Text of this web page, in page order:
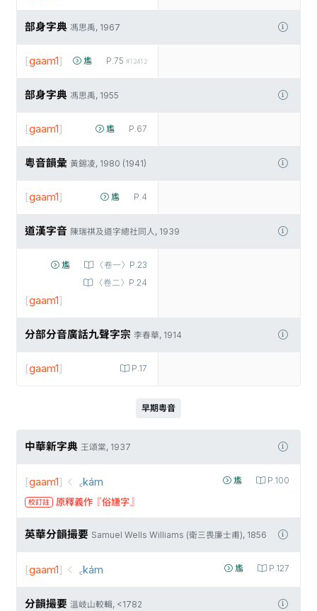
部身字典 馮思禹, 1967
尷 P.75 #12412
[gaam1]
部身字典 馮思禹, 1955
尷 P.67
[gaam1]
粵音韻彙 黃錫凌, 1980 (1941)
尷 P.4
[gaam1]
道漢字音 陳瑞祺及道字總社同人, 1939
尷
〈卷一〉P.23
〈卷二〉P.24
[gaam1]
分部分音廣話九聲字宗 李春華, 1914
P.17
[gaam1]
早期粵音
中華新字典 王頌棠, 1937
尷 P.100
[gaam1] ꜀kám
校訂註 原釋義作『俗尲字』
英華分韻撮要 Samuel Wells Williams (衛三畏廉士甫), 1856
尷 P.127
[gaam1] ꜀kám
分韻撮要 溫岐山較輯, <1782